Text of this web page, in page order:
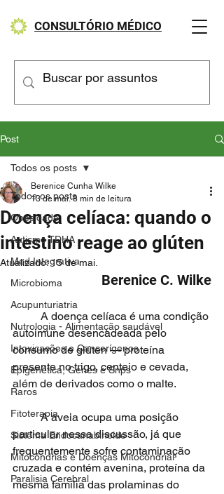
CONSULTÓRIO MÉDICO
Post
Todos os posts
Obesidade
Autismo TDHA
Med Integrativa
Microbioma
Acupunturiatria
Nutrologia - Alimentação saudável
Intoxicações e Cancerígenos
Epigenética, Genes e Snps
Raros
Fitoterapia
Sistema Endocanabinoide
Mitocôndrias e Doenças Mitocondrial
Paralisia Cerebral
Todos os posts
Doença celíaca: quando o
intestino reage ao glúten
Berenice Cunha Wilke
13 de mai. 8 min de leitura
Atualizado:15 de mai.
Berenice C. Wilke
autoimune desencadeada pelo
consumo de glúten — proteína
presente no trigo, centeio e cevada,
além de derivados como o malte.
	A aveia ocupa uma posição
particular nessa discussão, já que
frequentemente sofre contaminação
cruzada e contém avenina, proteína da
mesma família das prolaminas do